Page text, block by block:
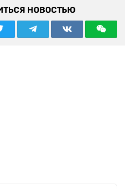
НОВОСТЬЮ